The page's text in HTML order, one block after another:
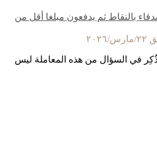
بالنقاط ثم يدفعون مبلغا أقل من
في السؤال من هذه المعاملة ليس